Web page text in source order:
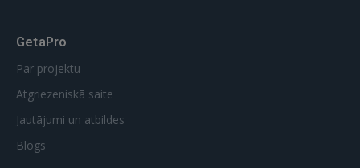
GetaPro
Par projektu
Atgriezeniskā saite
Jautājumi un atbildes
Blogs